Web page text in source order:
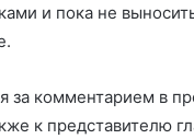
и пока не
за комментарием в
к представителю